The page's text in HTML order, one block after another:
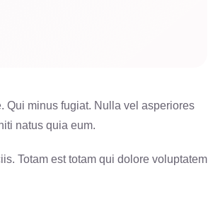
Qui minus fugiat. Nulla vel asperiores
natus quia eum.
Totam est totam qui dolore voluptatem